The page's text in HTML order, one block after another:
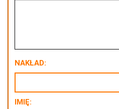
NAKŁAD:
IMIĘ: